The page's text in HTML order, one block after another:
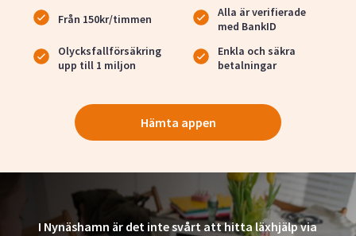
Från 150kr/timmen
Alla är verifierade
med BankID
Olycksfallförsäkring
upp till 1 miljon
Enkla och säkra
betalningar
Hämta appen
I Nynäshamn är det inte svårt att hitta läxhjälp via